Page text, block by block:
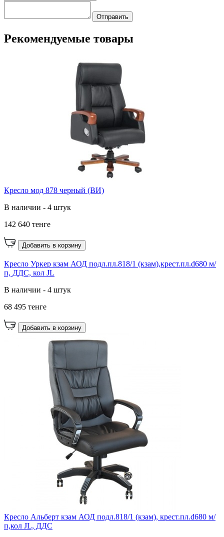
Отправить
Рекомендуемые товары
Кресло мод 878 черный (ВИ)
В наличии - 4 штук
142 640 тенге
Добавить в корзину
Кресло Уркер кзам АОД подл.пл.818/1 (кзам),крест.пл.d680 м/
п, ДДС, кол JL
В наличии - 4 штук
68 495 тенге
Добавить в корзину
Кресло Альберт кзам АОД подл.818/1 (кзам), крест.пл.d680 м/
п,кол JL, ДДС